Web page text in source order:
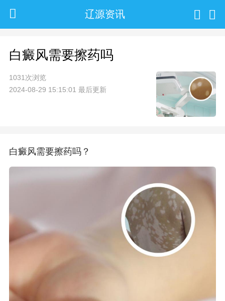
辽源资讯
白癜风需要擦药吗
1031次浏览
2024-08-29 15:15:01 最后更新
白癜风需要擦药吗？